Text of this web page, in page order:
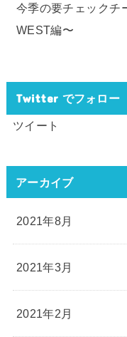
今季の要チェックチ
WEST編〜
Twitter でフォロー
ツイート
アーカイブ
2021年8月
2021年3月
2021年2月